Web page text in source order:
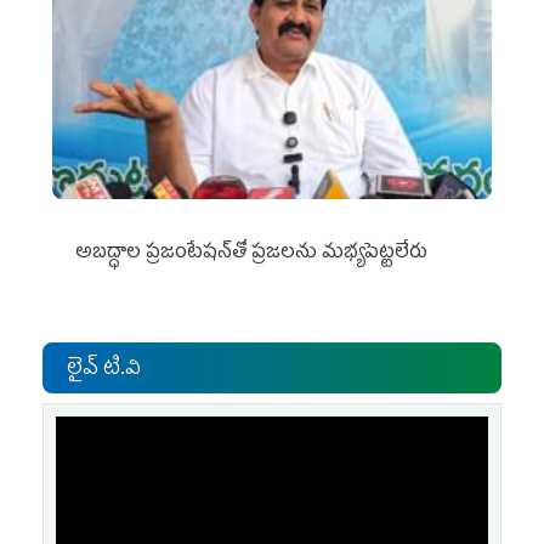
అబద్ధాల ప్రజంటేషన్‌తో ప్రజలను మభ్యపెట్టలేరు
లైవ్ టి.వి